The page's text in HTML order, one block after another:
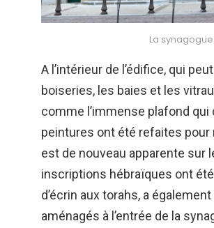
La
A l’intérieur de l’édifice, qui
boiseries, les baies et les
comme l’immense plafond
peintures ont été refaites pour
est de nouveau apparente sur
inscriptions hébraïques ont été
d’écrin aux torahs, a
aménagés à l’entrée de la